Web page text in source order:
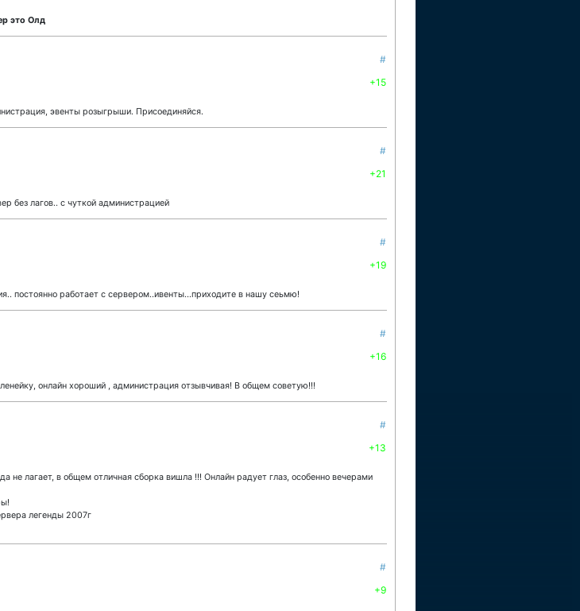
это Олд
#
+15
эвенты розыгрыши. Присоединяйся.
#
+21
без лагов.. с чуткой администрацией
#
+19
постоянно работает с сервером..ивенты...приходите в нашу сеьмю!
#
+16
онлайн хороший , администрация отзывчивая! В общем советую!!!
#
+13
не лагает, в общем отличная сборка вишла !!! Онлайн радует глаз, особенно вечерами
легенды 2007г
#
+9